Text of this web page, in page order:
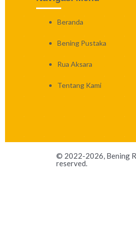
Beranda
Bening Pustaka
Rua Aksara
Tentang Kami
© 2022-2026, Bening
reserved.